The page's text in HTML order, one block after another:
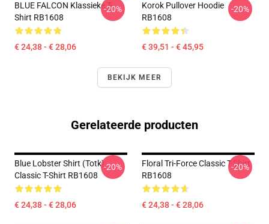
BLUE FALCON Klassieke T-
Shirt RB1608
€ 24,38 - € 28,06
-20%
Korok Pullover Hoodie
RB1608
€ 39,51 - € 45,95
-20%
BEKIJK MEER
Gerelateerde producten
Blue Lobster Shirt (Totk)
Classic T-Shirt RB1608
€ 24,38 - € 28,06
-20%
Floral Tri-Force Classic T-Shirt
RB1608
€ 24,38 - € 28,06
-20%